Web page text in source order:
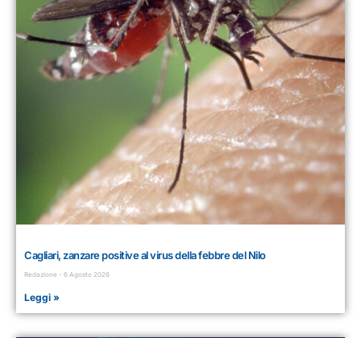
Cagliari, zanzare positive al virus della febbre del Nilo
Redazione 6 Agosto 2026
Leggi »